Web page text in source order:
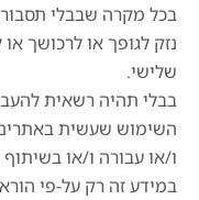
בכל מקרה שבבלי
נזק לגופך או לרכושך
שלישי.
בבלי תהיה רשאית
השימוש שעשית
ו/או עבורה ו/או
במידע זה רק על-פי